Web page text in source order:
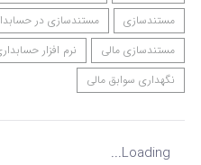
مستندسازی
مستندسازی در
مستندسازی مالی
نرم افزار
نگهداری سوابق مالی
Loading...